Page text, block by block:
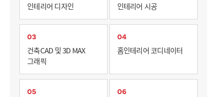
인테리어 디자인 인테리어 시공
03
건축CAD 및 3D MAX
그래픽
04
홈인테리어 코디네이터
05 06